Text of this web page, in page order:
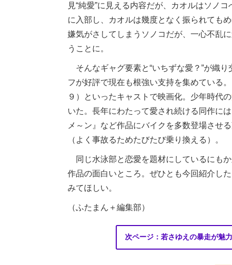
見“純愛”に見える内容だが、カオルはソノ
に入部し、カオルは幾度となく振られても
嫌気がさしてしまうソノコだが、一心不乱
うことに。
そんなギャグ要素と“いちずな愛？”が織
フが好評で現在も根強い支持を集めている
９）といったキャストで映画化。少年時代の
いた。長年にわたって愛され続ける同作に
メ～ン』など作品にバイクを多数登場させ
（よく事故るためたびたび乗り換える）。
同じ水泳部と恋愛を題材にしているにも
作品の面白いところ。ぜひとも今回紹介し
みてほしい。
（ふたまん＋編集部）
次ページ：若さゆえの暴走が魅